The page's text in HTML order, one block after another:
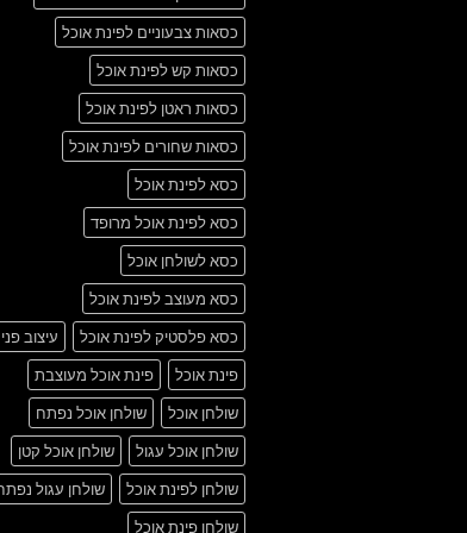
כסאות צבעוניים לפינת אוכל
כסאות קש לפינת אוכל
כסאות ראטן לפינת אוכל
כסאות שחורים לפינת אוכל
כסא לפינת אוכל
כסא לפינת אוכל מרופד
כסא לשולחן אוכל
כסא מעוצב לפינת אוכל
כסא פלסטיק לפינת אוכל
עיצוב
פינת אוכל
פינת אוכל מעוצבת
שולחן אוכל
שולחן אוכל נפתח
שולחן אוכל עגול
שולחן אוכל קטן
שולחן לפינת אוכל
שולחן עגול
שולחן פינת אוכל